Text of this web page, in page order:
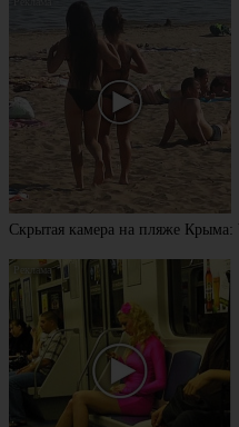
Скрытая камера на пляже Крыма: